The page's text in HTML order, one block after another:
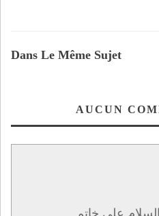
Dans Le Même Sujet
AUCUN
على خاتم